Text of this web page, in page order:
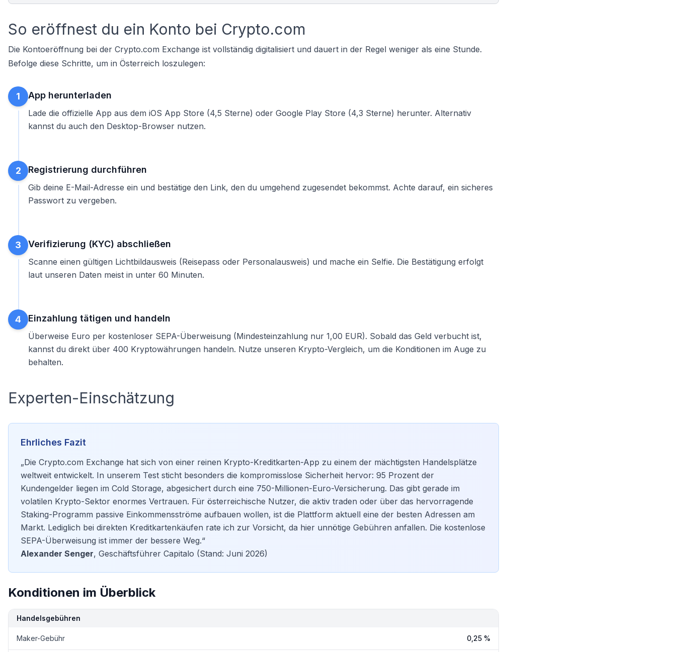
So eröffnest du ein Konto bei Crypto.com
Die Kontoeröffnung bei der Crypto.com Exchange ist vollständig digitalisiert und dauert in der Regel weniger als eine Stunde.
Befolge diese Schritte, um in Österreich loszulegen:
1 App herunterladen
Lade die offizielle App aus dem iOS App Store (4,5 Sterne) oder Google Play Store (4,3 Sterne) herunter. Alternativ
kannst du auch den Desktop-Browser nutzen.
2 Registrierung durchführen
Gib deine E-Mail-Adresse ein und bestätige den Link, den du umgehend zugesendet bekommst. Achte darauf, ein sicheres
Passwort zu vergeben.
3 Verifizierung (KYC) abschließen
Scanne einen gültigen Lichtbildausweis (Reisepass oder Personalausweis) und mache ein Selfie. Die Bestätigung erfolgt
laut unseren Daten meist in unter 60 Minuten.
4 Einzahlung tätigen und handeln
Überweise Euro per kostenloser SEPA-Überweisung (Mindesteinzahlung nur 1,00 EUR). Sobald das Geld verbucht ist,
kannst du direkt über 400 Kryptowährungen handeln. Nutze unseren Krypto-Vergleich, um die Konditionen im Auge zu
behalten.
Experten-Einschätzung
Ehrliches Fazit
„Die Crypto.com Exchange hat sich von einer reinen Krypto-Kreditkarten-App zu einem der mächtigsten Handelsplätze
weltweit entwickelt. In unserem Test sticht besonders die kompromisslose Sicherheit hervor: 95 Prozent der
Kundengelder liegen im Cold Storage, abgesichert durch eine 750-Millionen-Euro-Versicherung. Das gibt gerade im
volatilen Krypto-Sektor enormes Vertrauen. Für österreichische Nutzer, die aktiv traden oder über das hervorragende
Staking-Programm passive Einkommensströme aufbauen wollen, ist die Plattform aktuell eine der besten Adressen am
Markt. Lediglich bei direkten Kreditkartenkäufen rate ich zur Vorsicht, da hier unnötige Gebühren anfallen. Die kostenlose
SEPA-Überweisung ist immer der bessere Weg.“
Alexander Senger, Geschäftsführer Capitalo (Stand: Juni 2026)
Konditionen im Überblick
Handelsgebühren
Maker-Gebühr 0,25 %